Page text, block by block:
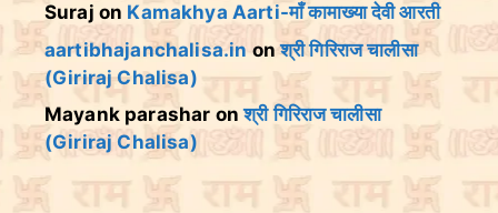
Suraj on Kamakhya Aarti-माँ कामाख्या देवी आरती
aartibhajanchalisa.in onश्री गिरिराज चालीसा
(Giriraj Chalisa)
Mayank parashar onश्री गिरिराज चालीसा
(Giriraj Chalisa)